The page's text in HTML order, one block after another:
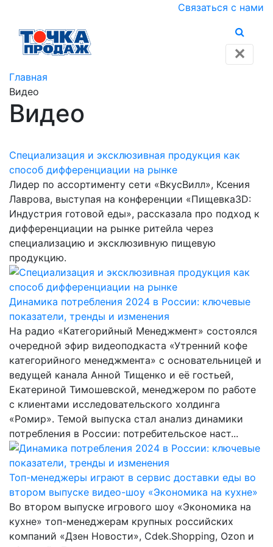
Связаться с нами
✕
Главная
Видео
Видео
Специализация и эксклюзивная продукция как
способ дифференциации на рынке
Лидер по ассортименту сети «ВкусВилл», Ксения
Лаврова, выступая на конференции «Пищевка3D:
Индустрия готовой еды», рассказала про подход к
дифференциации на рынке ритейла через
специализацию и эксклюзивную пищевую
продукцию.
Динамика потребления 2024 в России: ключевые
показатели, тренды и изменения
На радио «Категорийный Менеджмент» состоялся
очередной эфир видеоподкаста «Утренний кофе
категорийного менеджмента» с основательницей и
ведущей канала Анной Тищенко и её гостьей,
Екатериной Тимошевской, менеджером по работе
с клиентами исследовательского холдинга
«Ромир». Темой выпуска стал анализ динамики
потребления в России: потребительское наст...
Топ-менеджеры играют в сервис доставки еды во
втором выпуске видео-шоу «Экономика на кухне»
Во втором выпуске игрового шоу «Экономика на
кухне» топ-менеджерам крупных российских
компаний «Дзен Новости», Cdek.Shopping, Ozon и